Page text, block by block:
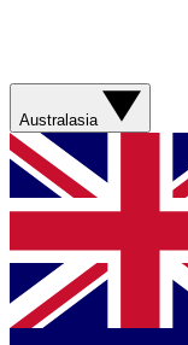
Australasia